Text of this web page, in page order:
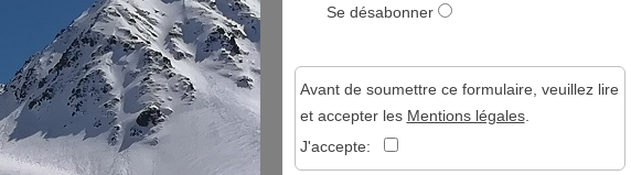
Se désabonner
Avant de soumettre ce formulaire, veuillez lire
et accepter les Mentions légales.
J'accepte: